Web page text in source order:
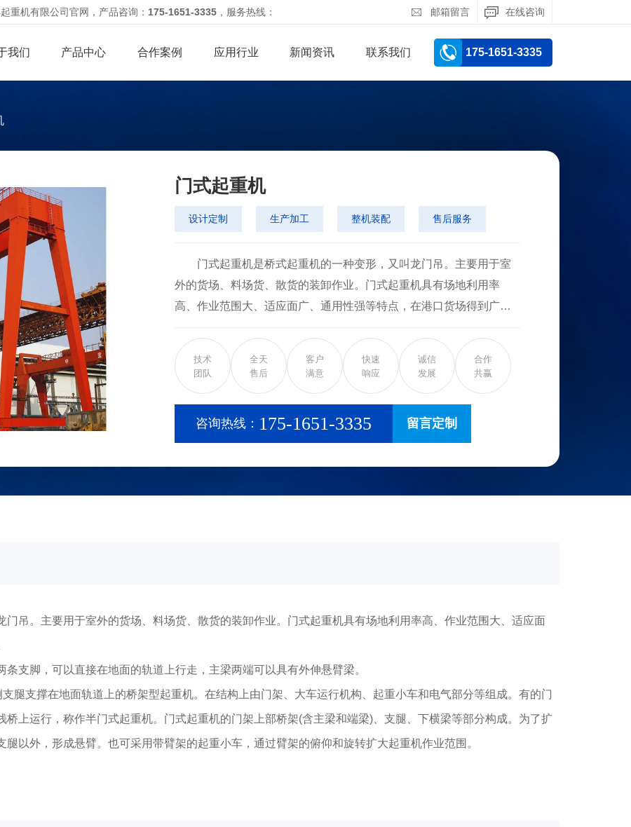
重机有限公司官网， 产品咨询： 175-1651-3335，服务热线： 邮箱留言 在线咨询
我们 产品中心 合作案例 应用行业 新闻资讯 联系我们 175-1651-3335
门式起重机
设计定制 生产加工 整机装配 售后服务
门式起重机是桥式起重机的一种变形，又叫龙门吊。主要用于室
外的货场、料场货、散货的装卸作业。门式起重机具有场地利用率
高、作业范围大、适应面广、通用性强等特点，在港口货场得到广泛
以直接在地面的轨道上行走，主梁两端可以具有外伸悬臂梁。 门
式起重机(又称龙门起重机)是桥架通过两侧支腿支撑在地面轨道上的桥
架型起重机。在结构上由门架、大车运行机构、起重小车和电气部分
上运行，称作半门式起重机。门式起重机的门架上部桥架(含主梁和端
车，通过臂架的俯仰和旋转扩大起重机作业范围。
技术
团队
全天
售后
客户
满意
快速
响应
诚信
发展
合作
共赢
咨询热线： 175-1651-3335 留言定制
。主要用于室外的货场、料场货、散货的装卸作业。门式起重机具有场地利用率高、作业范围大、适应面
脚，可以直接在地面的轨道上行走，主梁两端可以具有外伸悬臂梁。
支撑在地面轨道上的桥架型起重机。在结构上由门架、大车运行机构、起重小车和电气部分等组成。有的门
上运行，称作半门式起重机。门式起重机的门架上部桥架(含主梁和端梁)、支腿、下横梁等部分构成。为了扩
以外，形成悬臂。也可采用带臂架的起重小车，通过臂架的俯仰和旋转扩大起重机作业范围。